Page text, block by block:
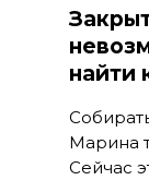
найти
Марина
Сейчас